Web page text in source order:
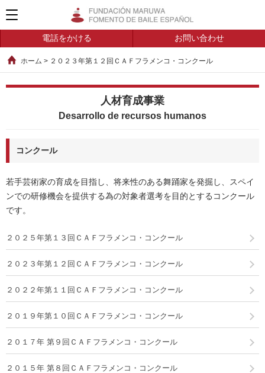
電話をかける お問い合わせ
ホーム > ２０２３年第１２回ＣＡＦフラメンコ・コンクール
人材育成事業
Desarrollo de recursos humanos
コンクール
若手芸術家の育成を目指し、将来性のある舞踊家を発掘し、スペイ
ンでの研修機会を提供する為の対象者選考を目的とするコンクール
です。
２０２５年第１３回ＣＡＦフラメンコ・コンクール
２０２３年第１２回ＣＡＦフラメンコ・コンクール
２０２２年第１１回ＣＡＦフラメンコ・コンクール
２０１９年第１０回ＣＡＦフラメンコ・コンクール
２０１７年 第９回ＣＡＦフラメンコ・コンクール
２０１５年 第８回ＣＡＦフラメンコ・コンクール